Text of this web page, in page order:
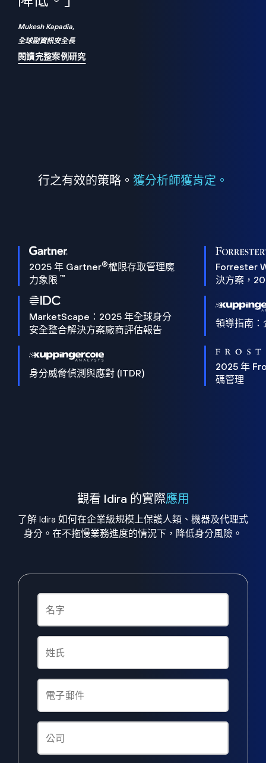
Mukesh Kapadia,
全球副資訊安全長
閱讀完整案例研究
行之有效的策略。 獲分析師獲肯定。
2025 年 Gartner®權限存取管理魔
力象限 ™
Forrester
決方案，
MarketScape：2025 年全球身分
安全整合解決方案廠商評估報告
領導指南
身分威脅偵測與應對 (ITDR)
2025 年
碼管理
觀看 Idira 的實際應用
了解 Idira 如何在企業級規模上保護人類、機器及代理式
身分。在不拖慢業務進度的情況下，降低身分風險。